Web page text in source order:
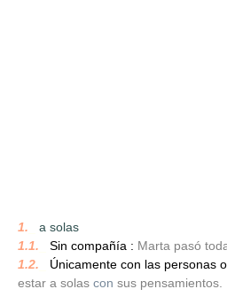
1.
a solas
1.1.
Sin compañía : Marta pasó
1.2.
Únicamente con las personas
estar a solas con sus pensamientos.